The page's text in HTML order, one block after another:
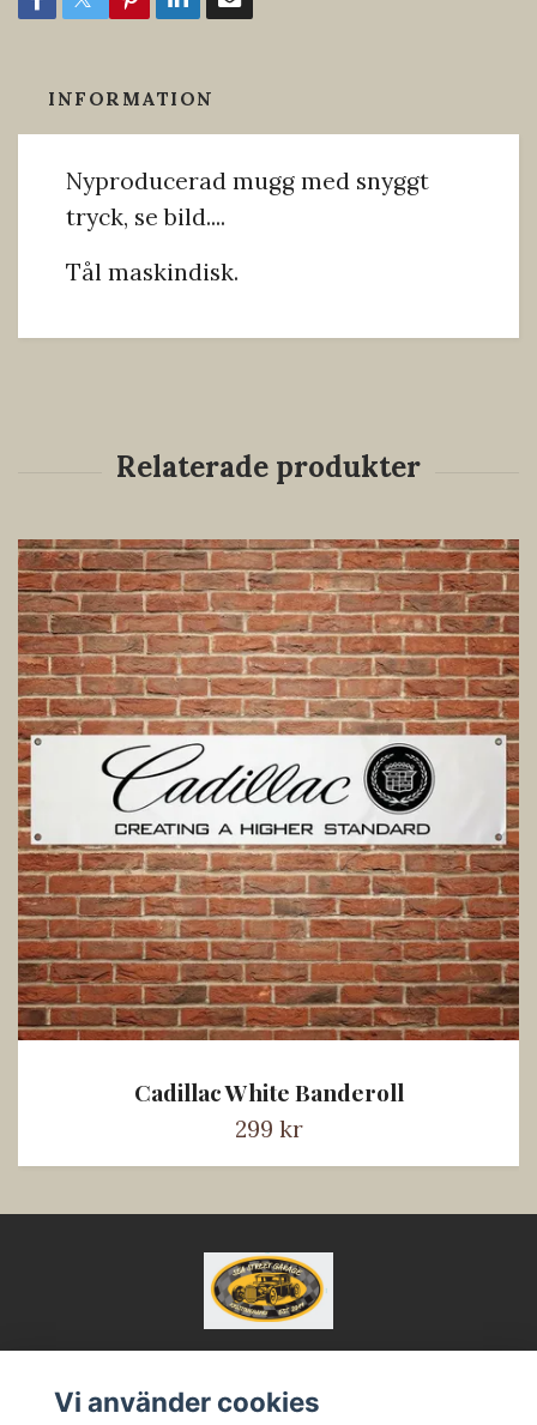
INFORMATION
Nyproducerad mugg med snyggt
tryck, se bild....
Tål maskindisk.
Cadillac White Banderoll
299 kr
Kontakt
Vi använder cookies